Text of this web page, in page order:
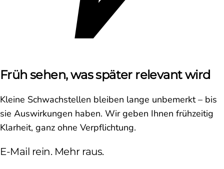
Früh sehen, was später relevant wird
Kleine Schwachstellen bleiben lange unbemerkt – bis
sie Auswirkungen haben. Wir geben Ihnen frühzeitig
Klarheit, ganz ohne Verpflichtung.
E-Mail rein. Mehr raus.